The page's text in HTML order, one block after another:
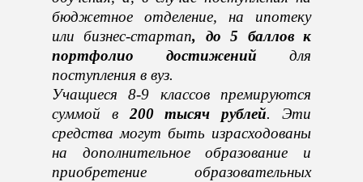
бюджетное отделение, на ипотеку
или бизнес-стартап, до 5 баллов к
портфолио достижений для
поступления в вуз.
Учащиеся 8-9 классов премируются
суммой в 200 тысяч рублей. Эти
средства могут быть израсходованы
на дополнительное образование и
приобретение образовательных